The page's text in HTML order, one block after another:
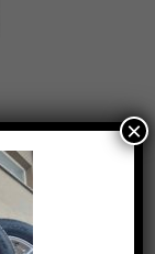
Vyžadované
×